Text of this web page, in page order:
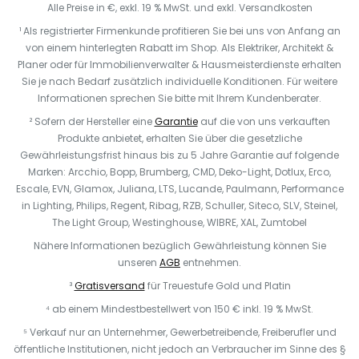
Alle Preise in €, exkl. 19 % MwSt. und exkl. Versandkosten
¹ Als registrierter Firmenkunde profitieren Sie bei uns von Anfang an
von einem hinterlegten Rabatt im Shop. Als Elektriker, Architekt &
Planer oder für Immobilienverwalter & Hausmeisterdienste erhalten
Sie je nach Bedarf zusätzlich individuelle Konditionen. Für weitere
Informationen sprechen Sie bitte mit Ihrem Kundenberater.
² Sofern der Hersteller eineGarantieauf die von uns verkauften
Produkte anbietet, erhalten Sie über die gesetzliche
Gewährleistungsfrist hinaus bis zu 5 Jahre Garantie auf folgende
Marken: Arcchio, Bopp, Brumberg, CMD, Deko-Light, Dotlux, Erco,
Escale, EVN, Glamox, Juliana, LTS, Lucande, Paulmann, Performance
in Lighting, Philips, Regent, Ribag, RZB, Schuller, Siteco, SLV, Steinel,
The Light Group, Westinghouse, WIBRE, XAL, Zumtobel
Nähere Informationen bezüglich Gewährleistung können Sie
unseren AGB entnehmen.
³Gratisversand für Treuestufe Gold und Platin
⁴ ab einem Mindestbestellwert von 150 € inkl. 19 % MwSt.
⁵ Verkauf nur an Unternehmer, Gewerbetreibende, Freiberufler und
öffentliche Institutionen, nicht jedoch an Verbraucher im Sinne des §